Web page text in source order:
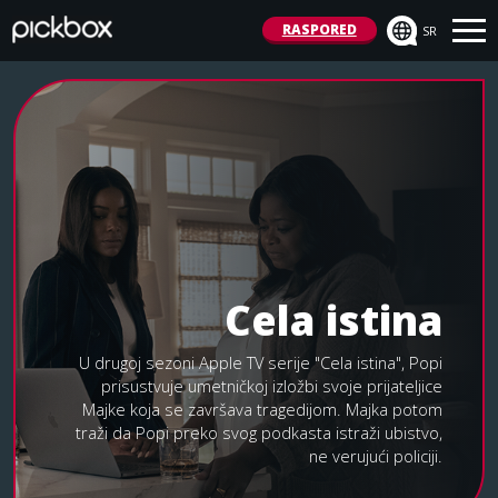
RASPORED SR
Cela istina
U drugoj sezoni Apple TV serije "Cela istina", Popi
prisustvuje umetničkoj izložbi svoje prijateljice
Majke koja se završava tragedijom. Majka potom
traži da Popi preko svog podkasta istraži ubistvo,
ne verujući policiji.